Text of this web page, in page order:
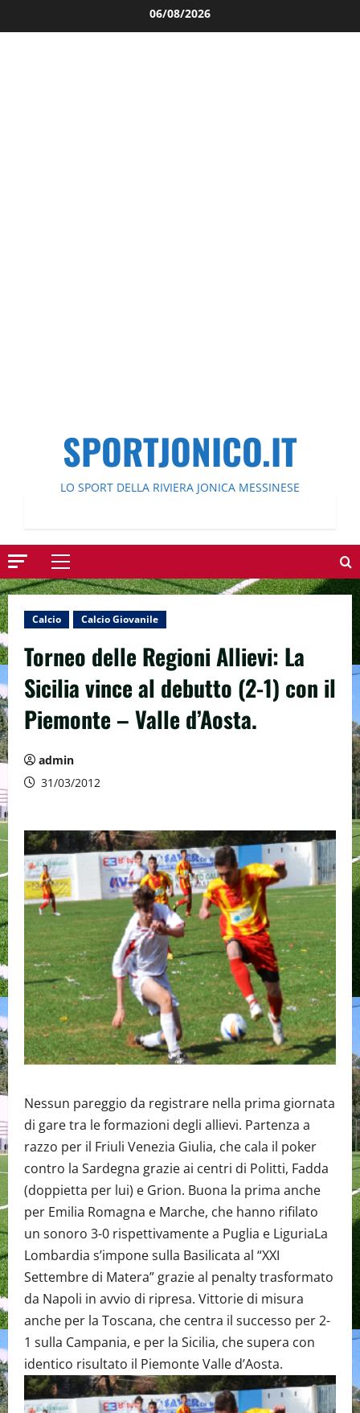
al
06/08/2026
SPORTJONICO.IT
LO SPORT DELLA RIVIERA JONICA MESSINESE
Menu
principale
Calcio Calcio Giovanile
Torneo delle Regioni Allievi: La
Sicilia vince al debutto (2-1) con il
Piemonte – Valle d’Aosta.
admin
31/03/2012
Nessun pareggio da registrare nella prima giornata
di gare tra le formazioni degli allievi. Partenza a
razzo per il Friuli Venezia Giulia, che cala il poker
contro la Sardegna grazie ai centri di Politti, Fadda
(doppietta per lui) e Grion. Buona la prima anche
per Emilia Romagna e Marche, che hanno rifilato
un sonoro 3-0 rispettivamente a Puglia e LiguriaLa
Lombardia s’impone sulla Basilicata al “XXI
Settembre di Matera” grazie al penalty trasformato
da Napoli in avvio di ripresa. Vittorie di misura
anche per la Toscana, che centra il successo per 2-
1 sulla Campania, e per la Sicilia, che supera con
identico risultato il Piemonte Valle d’Aosta.